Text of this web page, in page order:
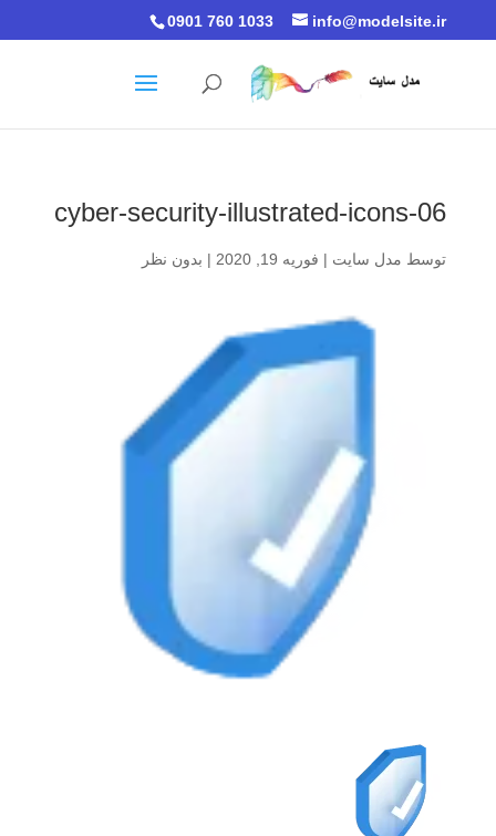
0901 760 1033 info@modelsite.ir
cyber-security-illustrated-icons-06
توسط مدل سایت | فوریه 19, 2020 | بدون نظر